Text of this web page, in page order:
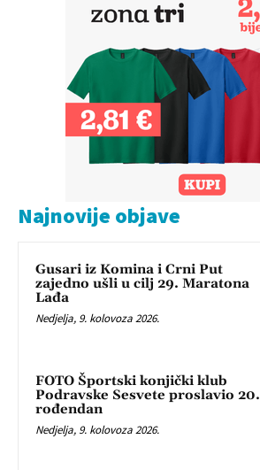
Najnovije objave
Gusari iz Komina i Crni Put
zajedno ušli u cilj 29. Maratona
Lađa
Nedjelja, 9. kolovoza 2026.
FOTO Športski konjički klub
Podravske Sesvete proslavio 20.
rođendan
Nedjelja, 9. kolovoza 2026.